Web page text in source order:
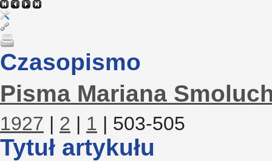
Czasopismo
Pisma Mariana
1927 | 2 | 1 | 503-505
Tytuł artykułu